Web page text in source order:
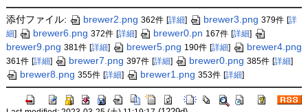
添付ファイル: brewer2.png 362件 [詳細] brewer3.png 379件 [詳
細] brewer6.png 372件 [詳細] brewer0.pn 167件 [詳細]
brewer9.png 381件 [詳細] brewer5.png 190件 [詳細] brewer4.png
361件 [詳細] brewer7.png 397件 [詳細] brewer0.png 385件 [詳細]
brewer8.png 355件 [詳細] brewer1.png 353件 [詳細]